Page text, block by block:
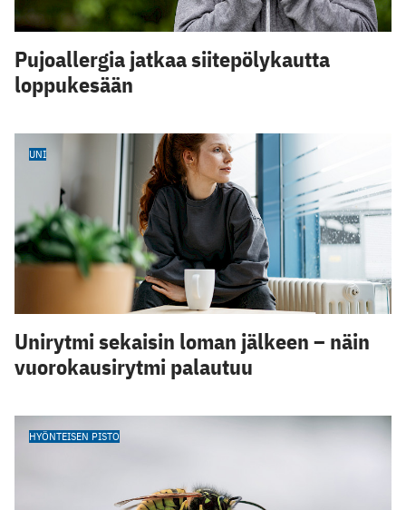
Pujoallergia jatkaa siitepölykautta
loppukesään
UNI
Unirytmi sekaisin loman jälkeen – näin
vuorokausirytmi palautuu
HYÖNTEISEN PISTO